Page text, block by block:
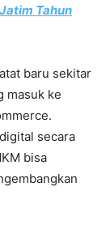
Tahun
baru sekitar
masuk ke
secara
bisa